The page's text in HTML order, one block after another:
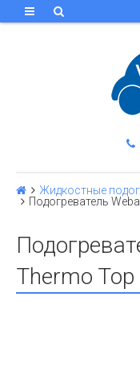
Жидкостные
Подогреватель
Thermo